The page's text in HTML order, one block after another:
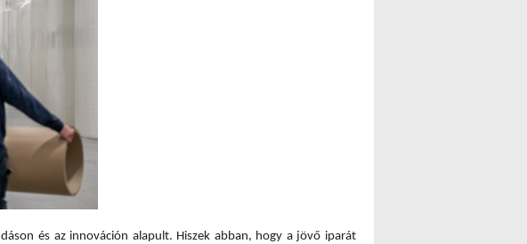
és az innováción alapult. Hiszek abban, hogy a jövő iparát